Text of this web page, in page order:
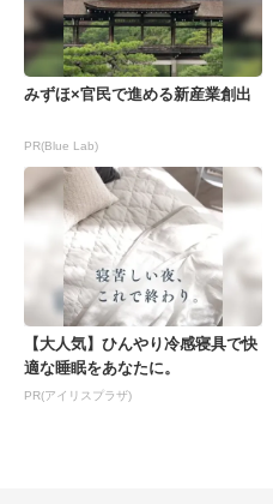
みずほ×官民で進める新産業創出
PR(Blue Lab)
【大人気】ひんやり冷感寝具で快
適な睡眠をあなたに。
PR(アイリスプラザ)